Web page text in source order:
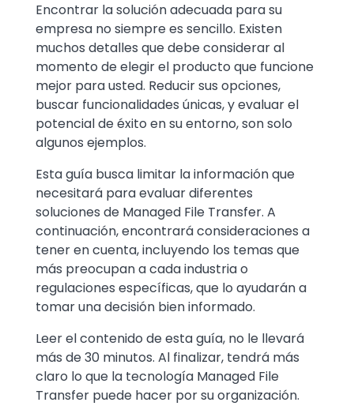
Encontrar la solución adecuada para su
empresa no siempre es sencillo. Existen
muchos detalles que debe considerar al
momento de elegir el producto que funcione
mejor para usted. Reducir sus opciones,
buscar funcionalidades únicas, y evaluar el
potencial de éxito en su entorno, son solo
algunos ejemplos.
Esta guía busca limitar la información que
necesitará para evaluar diferentes
soluciones de Managed File Transfer. A
continuación, encontrará consideraciones a
tener en cuenta, incluyendo los temas que
más preocupan a cada industria o
regulaciones específicas, que lo ayudarán a
tomar una decisión bien informado.
Leer el contenido de esta guía, no le llevará
más de 30 minutos. Al finalizar, tendrá más
claro lo que la tecnología Managed File
Transfer puede hacer por su organización.